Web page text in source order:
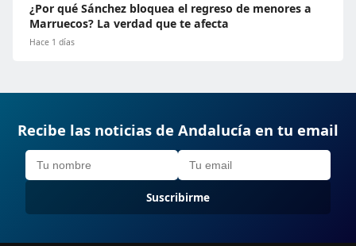
¿Por qué Sánchez bloquea el regreso de menores a
Marruecos? La verdad que te afecta
Hace 1 días
Recibe las noticias de Andalucía en tu email
Suscribirme